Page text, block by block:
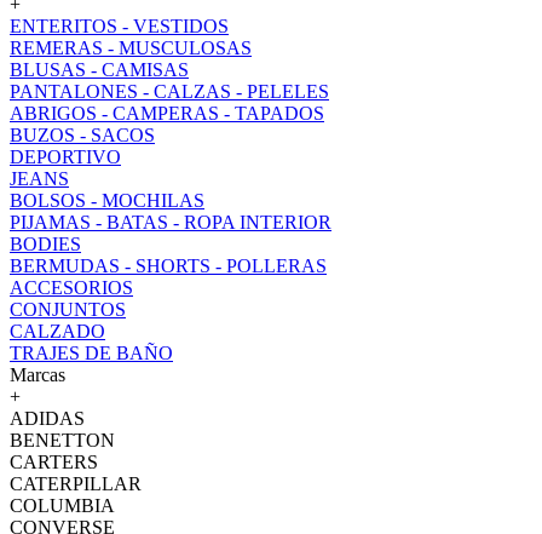
ENTERITOS - VESTIDOS
REMERAS - MUSCULOSAS
BLUSAS - CAMISAS
PANTALONES - CALZAS - PELELES
ABRIGOS - CAMPERAS - TAPADOS
BUZOS - SACOS
DEPORTIVO
JEANS
BOLSOS - MOCHILAS
PIJAMAS - BATAS - ROPA INTERIOR
BODIES
BERMUDAS - SHORTS - POLLERAS
ACCESORIOS
CONJUNTOS
CALZADO
TRAJES DE BAÑO
Marcas
+
ADIDAS
BENETTON
CARTERS
CATERPILLAR
COLUMBIA
CONVERSE